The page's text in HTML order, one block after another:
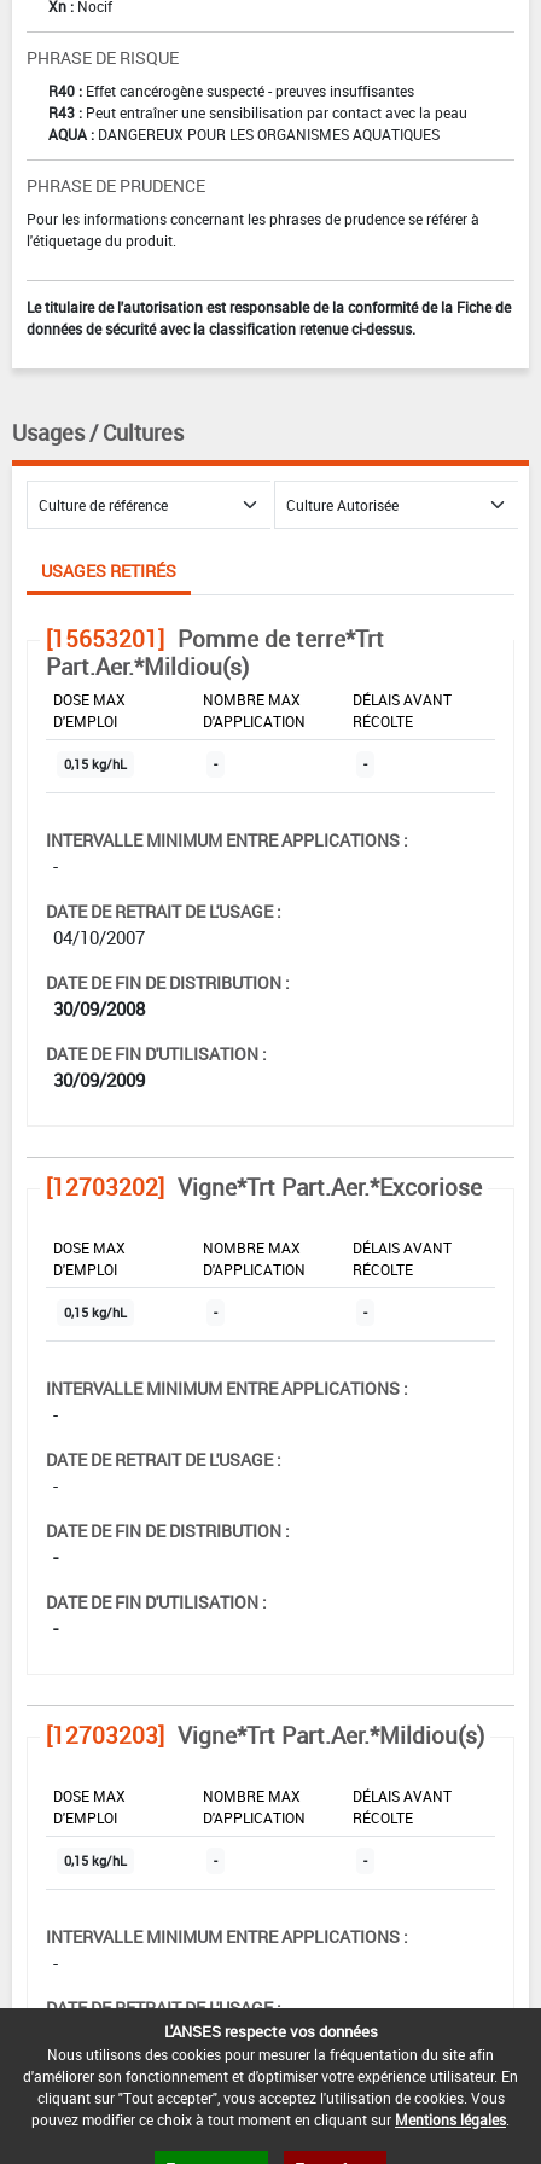
Xn : Nocif
PHRASE DE RISQUE
R40 : Effet cancérogène suspecté - preuves insuffisantes
R43 : Peut entraîner une sensibilisation par contact avec la peau
AQUA : DANGEREUX POUR LES ORGANISMES AQUATIQUES
PHRASE DE PRUDENCE
Pour les informations concernant les phrases de prudence se référer à
l'étiquetage du produit.
Le titulaire de l'autorisation est responsable de la conformité de la Fiche de
données de sécurité avec la classification retenue ci-dessus.
Usages / Cultures
USAGES RETIRÉS
[15653201] Pomme de terre*Trt
Part.Aer.*Mildiou(s)
DOSE MAX
D'EMPLOI
NOMBRE MAX
D'APPLICATION
DÉLAIS AVANT
RÉCOLTE
0,15 kg/hL - -
INTERVALLE MINIMUM ENTRE APPLICATIONS :
-
DATE DE RETRAIT DE L'USAGE :
04/10/2007
DATE DE FIN DE DISTRIBUTION :
30/09/2008
DATE DE FIN D'UTILISATION :
30/09/2009
[12703202] Vigne*Trt Part.Aer.*Excoriose
DOSE MAX
D'EMPLOI
NOMBRE MAX
D'APPLICATION
DÉLAIS AVANT
RÉCOLTE
0,15 kg/hL - -
INTERVALLE MINIMUM ENTRE APPLICATIONS :
-
DATE DE RETRAIT DE L'USAGE :
-
DATE DE FIN DE DISTRIBUTION :
-
DATE DE FIN D'UTILISATION :
-
[12703203] Vigne*Trt Part.Aer.*Mildiou(s)
DOSE MAX
D'EMPLOI
NOMBRE MAX
D'APPLICATION
DÉLAIS AVANT
RÉCOLTE
0,15 kg/hL - -
INTERVALLE MINIMUM ENTRE APPLICATIONS :
-
DATE DE RETRAIT DE L'USAGE :
DATE DE FIN DE DISTRIBUTION :
-
DATE DE FIN D'UTILISATION :
L'ANSES respecte vos données
Nous utilisons des cookies pour mesurer la fréquentation du site afin
d'améliorer son fonctionnement et d'optimiser votre expérience utilisateur. En
cliquant sur "Tout accepter", vous acceptez l'utilisation de cookies. Vous
pouvez modifier ce choix à tout moment en cliquant sur Mentions légales